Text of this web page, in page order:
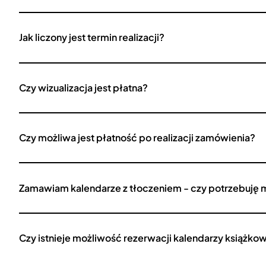
Jak liczony jest termin realizacji?
Czy wizualizacja jest płatna?
Czy możliwa jest płatność po realizacji zamówienia?
Zamawiam kalendarze z tłoczeniem - czy potrzebuję
Czy istnieje możliwość rezerwacji kalendarzy